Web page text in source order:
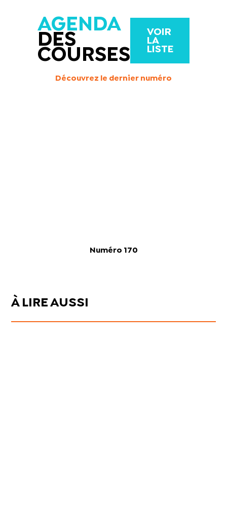
AGENDA
DES
COURSES
VOIR
LA
LISTE
Découvrez le dernier numéro
Numéro 170
À LIRE AUSSI